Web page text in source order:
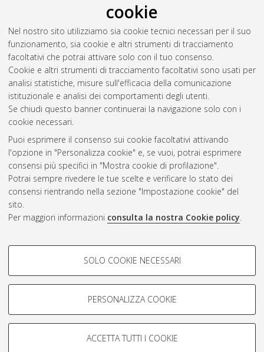
cookie
Nel nostro sito utilizziamo sia cookie tecnici necessari per il suo
funzionamento, sia cookie e altri strumenti di tracciamento
facoltativi che potrai attivare solo con il tuo consenso.
Cookie e altri strumenti di tracciamento facoltativi sono usati per
analisi statistiche, misure sull'efficacia della comunicazione
istituzionale e analisi dei comportamenti degli utenti.
Se chiudi questo banner continuerai la navigazione solo con i
cookie necessari.
Puoi esprimere il consenso sui cookie facoltativi attivando
l'opzione in "Personalizza cookie" e, se vuoi, potrai esprimere
consensi più specifici in "Mostra cookie di profilazione".
Potrai sempre rivedere le tue scelte e verificare lo stato dei
consensi rientrando nella sezione "Impostazione cookie" del
sito.
Per maggiori informazioni consulta la nostra Cookie policy.
COOKIE DI PROFILAZIONE -
Si tratta di cookie utilizzati per analizzare le caratteristiche della
navigazione degli utenti, creare profili in base al loro comportamento
Mostra cookie di profilazione
SOLO COOKIE NECESSARI
PERSONALIZZA COOKIE
ACCETTA TUTTI I COOKIE
Gestione del documento:
Atom
Rss 1.0
Rss 2.0
AMS Laurea
Impostazioni Cookie
Informativa sulla privacy
Condizioni d’uso del sito